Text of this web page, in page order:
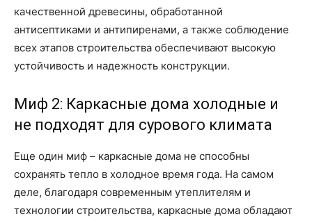
качественной древесины, обработанной
антисептиками и антипиренами, а также соблюдение
всех этапов строительства обеспечивают высокую
устойчивость и надежность конструкции.
Миф 2: Каркасные дома холодные и
не подходят для сурового климата
Еще один миф – каркасные дома не способны
сохранять тепло в холодное время года. На самом
деле, благодаря современным утеплителям и
технологии строительства, каркасные дома обладают